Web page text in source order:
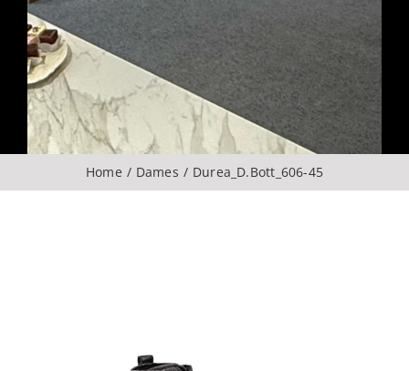
Over ons
CONTACT
Home Dames Durea_D.Bott_606-45